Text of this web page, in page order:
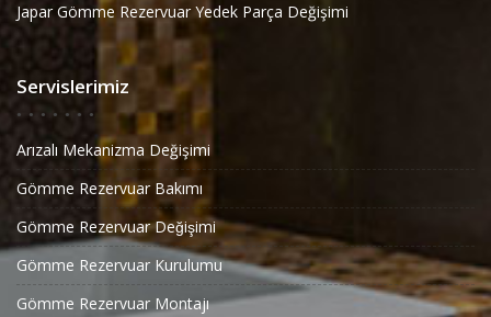
Japar Gömme Rezervuar Yedek Parça Değişimi
Servislerimiz
Arızalı Mekanizma Değişimi
Gömme Rezervuar Bakımı
Gömme Rezervuar Değişimi
Gömme Rezervuar Kurulumu
Gömme Rezervuar Montajı